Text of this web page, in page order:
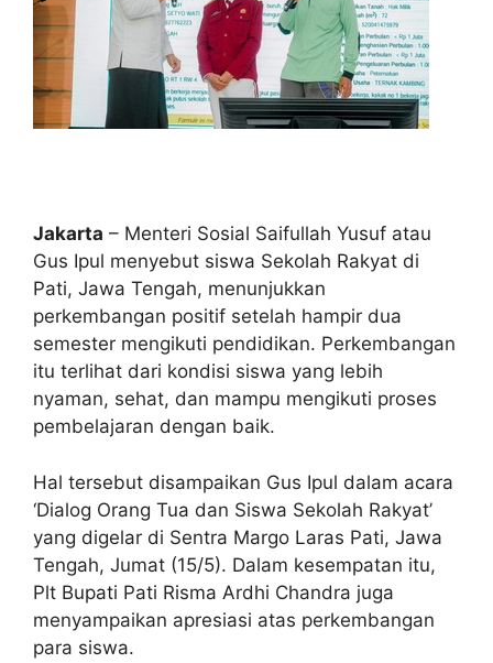
Jakarta – Menteri Sosial Saifullah Yusuf atau
Gus Ipul menyebut siswa Sekolah Rakyat di
Pati, Jawa Tengah, menunjukkan
perkembangan positif setelah hampir dua
semester mengikuti pendidikan. Perkembangan
itu terlihat dari kondisi siswa yang lebih
nyaman, sehat, dan mampu mengikuti proses
pembelajaran dengan baik.
Hal tersebut disampaikan Gus Ipul dalam acara
‘Dialog Orang Tua dan Siswa Sekolah Rakyat’
yang digelar di Sentra Margo Laras Pati, Jawa
Tengah, Jumat (15/5). Dalam kesempatan itu,
Plt Bupati Pati Risma Ardhi Chandra juga
menyampaikan apresiasi atas perkembangan
para siswa.